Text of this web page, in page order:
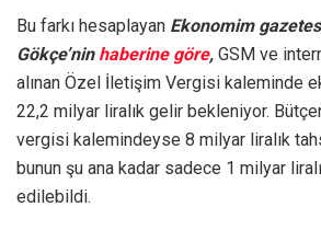
Bu farkı hesaplayan Ekonomim
Gökçe’nin haberine göre, GSM ve
alınan Özel İletişim Vergisi kaleminde
22,2 milyar liralık gelir bekleniyor.
vergisi kalemindeyse 8 milyar liralık
bunun şu ana kadar sadece 1 milyar
edilebildi.